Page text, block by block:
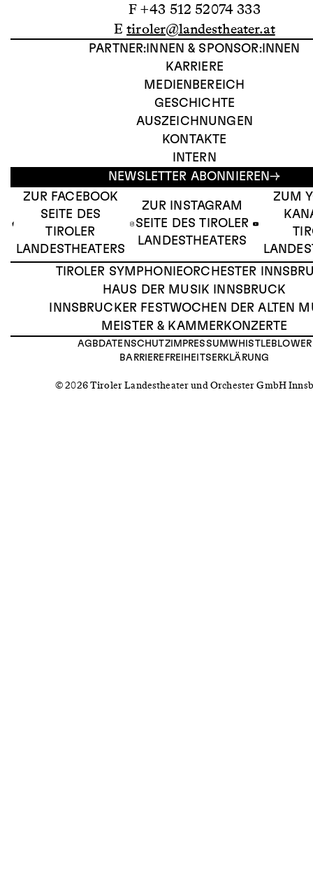
F +43 512 52074 333
Etiroler@landestheater.at
PARTNER:INNEN & SPONSOR:INNEN
KARRIERE
MEDIENBEREICH
GESCHICHTE
AUSZEICHNUNGEN
KONTAKTE
INTERN
NEWSLETTER ABONNIEREN
ZUR FACEBOOK
SEITE DES
TIROLER
LANDESTHEATERS
ZUR INSTAGRAM
SEITE DES TIROLER
LANDESTHEATERS
ZUM
TIROLER SYMPHONIEORCHESTER
HAUS DER MUSIK INNSBRUCK
INNSBRUCKER FESTWOCHEN DER ALTEN
MEISTER & KAMMERKONZERTE
AGB DATENSCHUTZIMPRESSUMWHISTLEBLOWER
BARRIEREFREIHEITSERKLÄRUNG
© 2026 Tiroler Landestheater und Orchester GmbH